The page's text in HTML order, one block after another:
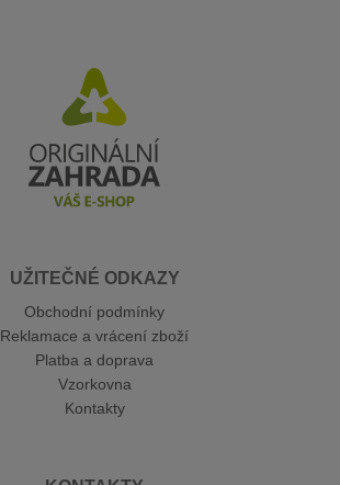
UŽITEČNÉ ODKAZY
Obchodní podmínky
Reklamace a vrácení zboží
Platba a doprava
Vzorkovna
Kontakty